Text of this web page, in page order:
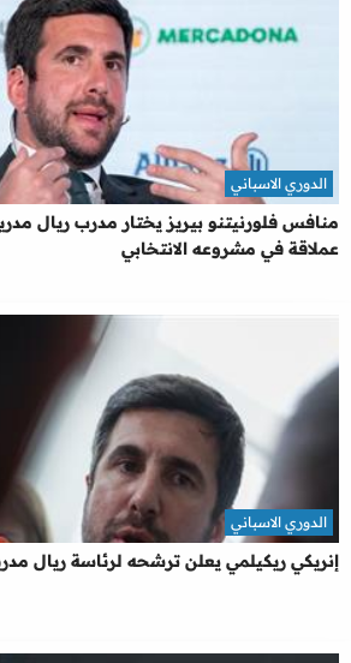
منافس فلورنيتنو بيريز يختار مدرب ريال
عملاقة في مشروعه الانتخابي
الدوري الاسباني
إنريكي ريكيلمي يعلن ترشحه لرئاسة ريال
الدوري الاسباني